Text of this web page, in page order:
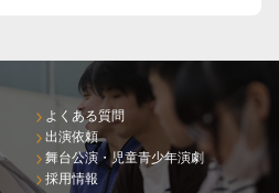
よくある質問
出演依頼
舞台公演・児童青少年演劇
採用情報